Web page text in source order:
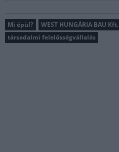
Mi épül? WEST HUNGÁRIA BAU Kft.
társadalmi felelősségvállalás